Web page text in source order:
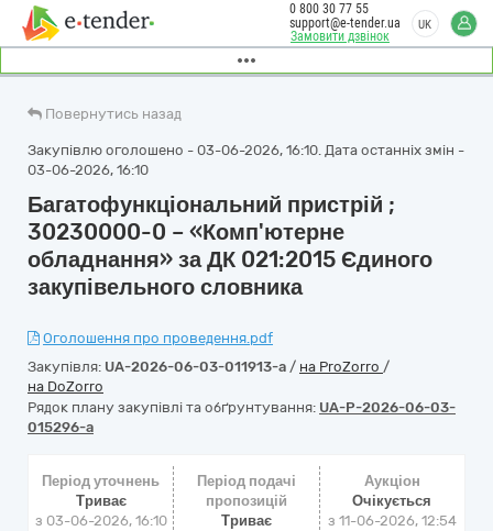
Замовити дзвінок
0 800 30 77 55
support@e-tender.ua
UK
Повернутись назад
Закупівлю оголошено - 03-06-2026, 16:10. Дата останніх змін -
03-06-2026, 16:10
Багатофункціональний пристрій ;
30230000-0 – «Комп'ютерне
обладнання» за ДК 021:2015 Єдиного
закупівельного словника
Оголошення про проведення.pdf
Закупівля: UA-2026-06-03-011913-a / на ProZorro /
на DoZorro
Рядок плану закупівлі та обґрунтування: UA-P-2026-06-03-
015296-a
Період уточнень
Триває
з 03-06-2026, 16:10
Період подачі
пропозицій
Триває
Аукціон
Очікується
з 11-06-2026, 12:54